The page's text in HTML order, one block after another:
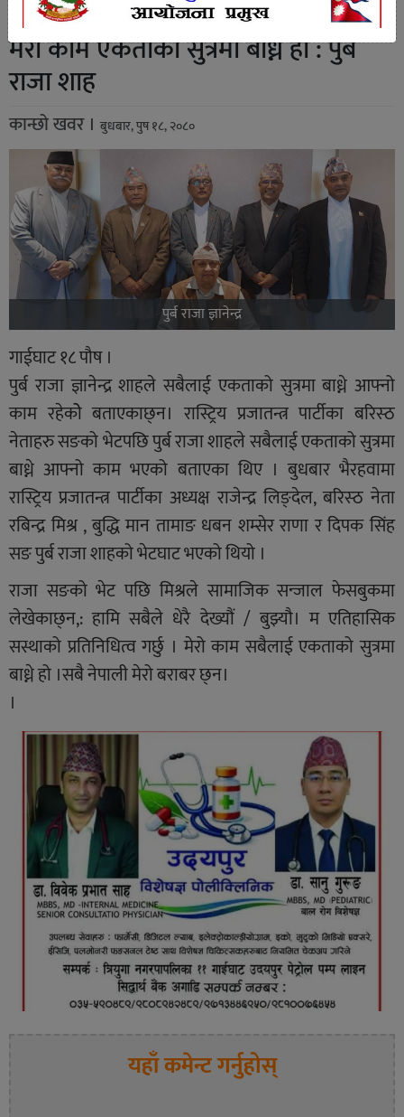
मेरो काम एकताको सुत्रमा बाध्ने हो : पुर्ब
राजा शाह
कान्छो खवर । बुधबार, पुष १८, २०८०
पुर्ब राजा ज्ञानेन्द्र
गाईघाट १८ पौष ।
पुर्ब राजा ज्ञानेन्द्र शाहले सबैलाई एकताको सुत्रमा बाध्ने आफ्नो
काम रहेकोे बताएकाछ्न। रास्ट्रिय प्रजातन्त्र पार्टीका बरिस्ठ
नेताहरु सङको भेटपछि पुर्ब राजा शाहले सबैलाई एकताको सुत्रमा
बाध्ने आफ्नो काम भएको बताएका थिए । बुधबार भैरहवामा
रास्ट्रिय प्रजातन्त्र पार्टीका अध्यक्ष राजेन्द्र लिङ्देल, बरिस्ठ नेता
रबिन्द्र मिश्र , बुद्धि मान तामाङ धबन शम्सेर राणा र दिपक सिंह
सङ पुर्ब राजा शाहको भेटघाट भएको थियो ।
राजा सङको भेट पछि मिश्रले सामाजिक सन्जाल फेसबुकमा
लेखेकाछ्न,: हामि सबैले धेरै देख्यौं / बुझ्यौ। म एतिहासिक
सस्थाको प्रतिनिधित्व गर्छु । मेरो काम सबैलाई एकताको सुत्रमा
बाध्ने हो ।सबै नेपाली मेरो बराबर छ्न।
।
यहाँ कमेन्ट गर्नुहोस्